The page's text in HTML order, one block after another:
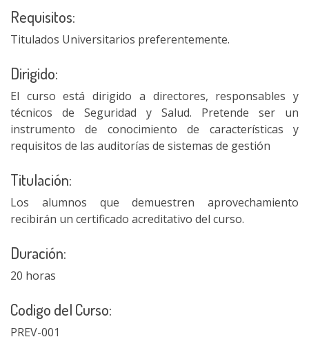
Requisitos:
Titulados Universitarios preferentemente.
Dirigido:
El curso está dirigido a directores, responsables y
técnicos de Seguridad y Salud. Pretende ser un
instrumento de conocimiento de características y
requisitos de las auditorías de sistemas de gestión
Titulación:
Los alumnos que demuestren aprovechamiento
recibirán un certificado acreditativo del curso.
Duración:
20 horas
Codigo del Curso:
PREV-001